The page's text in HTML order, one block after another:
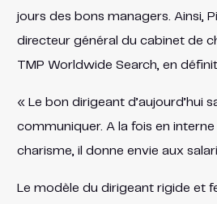
jours des bons managers. Ainsi,
directeur général du cabinet de
TMP Worldwide Search, en
« Le bon dirigeant d’aujourd’hui
communiquer. A la fois en
charisme, il donne envie aux
Le modèle du dirigeant rigide et